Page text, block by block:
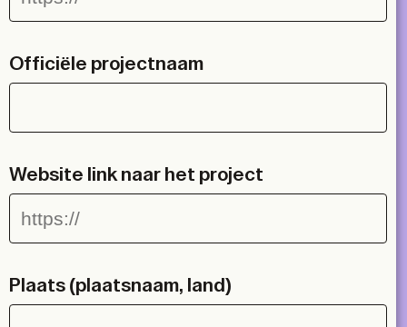
Officiële projectnaam
Website link naar het project
Plaats (plaatsnaam, land)